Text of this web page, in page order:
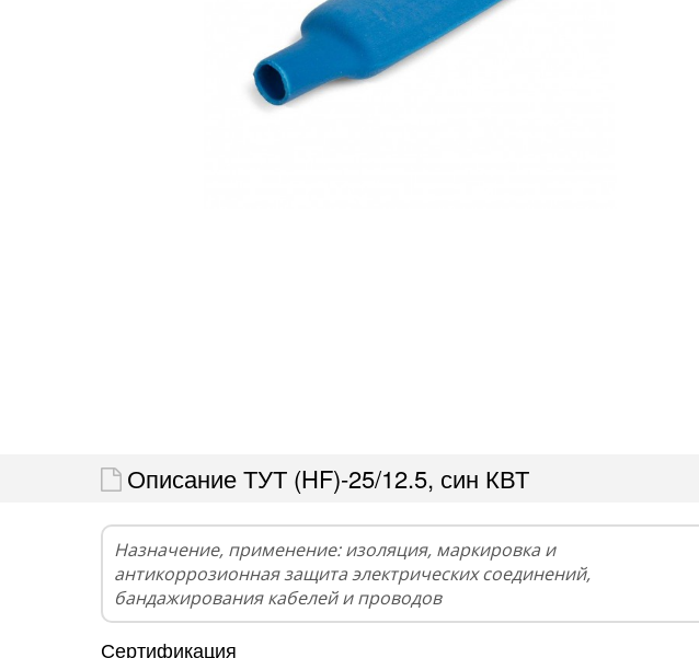
Описание ТУТ (HF)-25/12.5, син КВТ
Назначение, применение: изоляция, маркировка и
антикоррозионная защита электрических соединений,
бандажирования кабелей и проводов
Сертификация